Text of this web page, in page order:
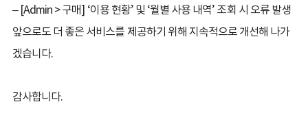
– [Admin > 구매] ‘이용 현황’ 및 ‘월별 사용 내역’ 조회 시 오류 발생
앞으로도 더 좋은 서비스를 제공하기 위해 지속적으로 개선해 나가
겠습니다.
감사합니다.